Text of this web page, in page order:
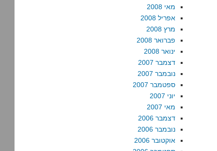
מאי 2008
אפריל 2008
מרץ 2008
פברואר 2008
ינואר 2008
דצמבר 2007
נובמבר 2007
ספטמבר 2007
יוני 2007
מאי 2007
דצמבר 2006
נובמבר 2006
אוקטובר 2006